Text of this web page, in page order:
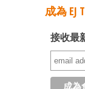
成為 EJ
接收最